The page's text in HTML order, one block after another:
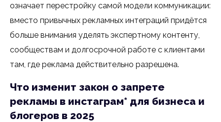
означает перестройку самой модели коммуникации:
вместо привычных рекламных интеграций придётся
больше внимания уделять экспертному контенту,
сообществам и долгосрочной работе с клиентами
там, где реклама действительно разрешена.
Что изменит закон о запрете
рекламы в инстаграм* для бизнеса и
блогеров в 2025